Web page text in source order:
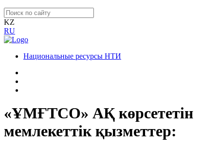
KZ
RU
Национальные ресурсы НТИ
«ҰМҒТСО» АҚ көрсететін
мемлекеттік қызметтер: